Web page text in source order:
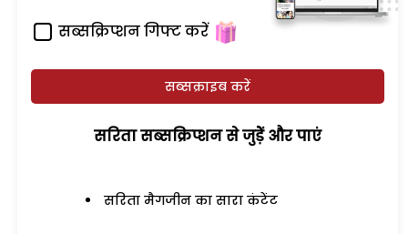
सब्सक्रिप्शन गिफ्ट करें
सब्सक्राइब करें
सरिता सब्सक्रिप्शन से जुड़ेें और पाएं
सरिता मैगजीन का सारा कंटेंट